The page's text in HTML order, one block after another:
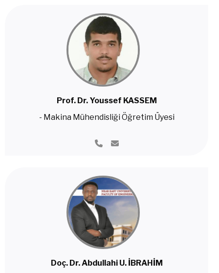
Prof. Dr. Youssef KASSEM
- Makina Mühendisliği Öğretim Üyesi
Doç. Dr. Abdullahi U. İBRAHİM